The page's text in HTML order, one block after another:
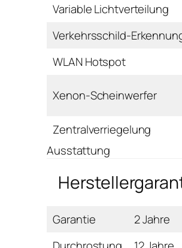
Variable Lichtverteilung
Verkehrsschild-
WLAN Hotspot
Xenon-Scheinwerfer
Zentralverriegelung
Ausstattung
Garantie
2 Jahre